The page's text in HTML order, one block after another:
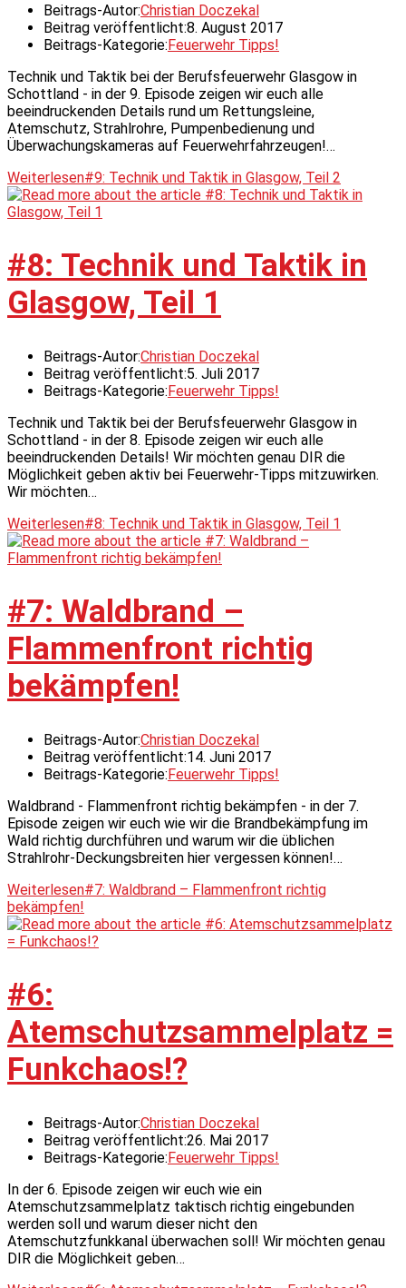
Beitrags-Autor:Christian Doczekal
Beitrag veröffentlicht:8. August 2017
Beitrags-Kategorie:Feuerwehr Tipps!
Technik und Taktik bei der Berufsfeuerwehr Glasgow in
Schottland - in der 9. Episode zeigen wir euch alle
beeindruckenden Details rund um Rettungsleine,
Atemschutz, Strahlrohre, Pumpenbedienung und
Überwachungskameras auf Feuerwehrfahrzeugen!…
Weiterlesen#9: Technik und Taktik in Glasgow, Teil 2
#8: Technik und Taktik in
Glasgow, Teil 1
Beitrags-Autor:Christian Doczekal
Beitrag veröffentlicht:5. Juli 2017
Beitrags-Kategorie:Feuerwehr Tipps!
Technik und Taktik bei der Berufsfeuerwehr Glasgow in
Schottland - in der 8. Episode zeigen wir euch alle
beeindruckenden Details! Wir möchten genau DIR die
Möglichkeit geben aktiv bei Feuerwehr-Tipps mitzuwirken.
Wir möchten…
Weiterlesen#8: Technik und Taktik in Glasgow, Teil 1
#7: Waldbrand –
Flammenfront richtig
bekämpfen!
Beitrags-Autor:Christian Doczekal
Beitrag veröffentlicht:14. Juni 2017
Beitrags-Kategorie:Feuerwehr Tipps!
Waldbrand - Flammenfront richtig bekämpfen - in der 7.
Episode zeigen wir euch wie wir die Brandbekämpfung im
Wald richtig durchführen und warum wir die üblichen
Strahlrohr-Deckungsbreiten hier vergessen können!…
Weiterlesen#7: Waldbrand – Flammenfront richtig
bekämpfen!
#6:
Atemschutzsammelplatz =
Funkchaos!?
Beitrags-Autor:Christian Doczekal
Beitrag veröffentlicht:26. Mai 2017
Beitrags-Kategorie:Feuerwehr Tipps!
In der 6. Episode zeigen wir euch wie ein
Atemschutzsammelplatz taktisch richtig eingebunden
werden soll und warum dieser nicht den
Atemschutzfunkkanal überwachen soll! Wir möchten genau
DIR die Möglichkeit geben…